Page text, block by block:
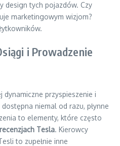
design tych pojazdów. Czy
marketingowym wizjom?
i Prowadzenie
przyspieszenie i
niemal od razu, płynne
to elementy, które często
recenzjach Tesla. Kierowcy
to zupełnie inne